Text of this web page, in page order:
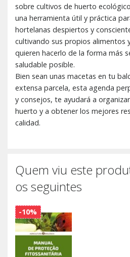
sobre cultivos de huerto
una herramienta útil y práctica
hortelanas despiertos y
cultivando sus propios alimentos
quieren hacerlo de la forma más
saludable posible.
Bien sean unas macetas en tu
extensa parcela, esta agenda
y consejos, te ayudará a
huerto y a obtener los mejores
calidad.
Quem viu este
os seguintes
-10%